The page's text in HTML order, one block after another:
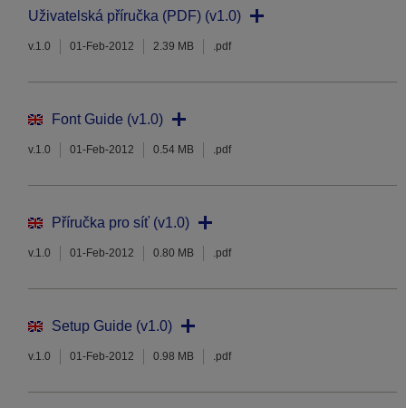
Uživatelská příručka (PDF) (v1.0)
v.1.0 01-Feb-2012 2.39 MB .pdf
Font Guide (v1.0)
v.1.0 01-Feb-2012 0.54 MB .pdf
Příručka pro síť (v1.0)
v.1.0 01-Feb-2012 0.80 MB .pdf
Setup Guide (v1.0)
v.1.0 01-Feb-2012 0.98 MB .pdf